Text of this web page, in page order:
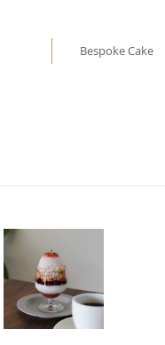
Bespoke Cake